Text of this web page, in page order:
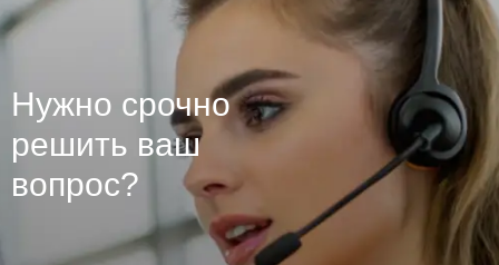
Нужно срочно
решить ваш
вопрос?